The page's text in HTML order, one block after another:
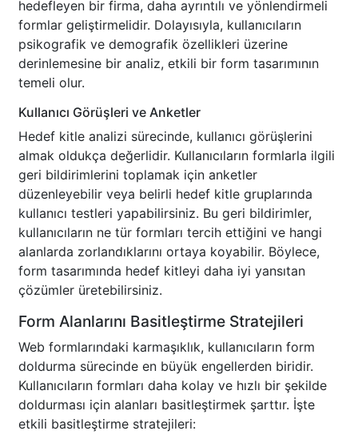
hedefleyen bir firma, daha ayrıntılı ve yönlendirmeli
formlar geliştirmelidir. Dolayısıyla, kullanıcıların
psikografik ve demografik özellikleri üzerine
derinlemesine bir analiz, etkili bir form tasarımının
temeli olur.
Kullanıcı Görüşleri ve Anketler
Hedef kitle analizi sürecinde, kullanıcı görüşlerini
almak oldukça değerlidir. Kullanıcıların formlarla ilgili
geri bildirimlerini toplamak için anketler
düzenleyebilir veya belirli hedef kitle gruplarında
kullanıcı testleri yapabilirsiniz. Bu geri bildirimler,
kullanıcıların ne tür formları tercih ettiğini ve hangi
alanlarda zorlandıklarını ortaya koyabilir. Böylece,
form tasarımında hedef kitleyi daha iyi yansıtan
çözümler üretebilirsiniz.
Form Alanlarını Basitleştirme Stratejileri
Web formlarındaki karmaşıklık, kullanıcıların form
doldurma sürecinde en büyük engellerden biridir.
Kullanıcıların formları daha kolay ve hızlı bir şekilde
doldurması için alanları basitleştirmek şarttır. İşte
etkili basitleştirme stratejileri: